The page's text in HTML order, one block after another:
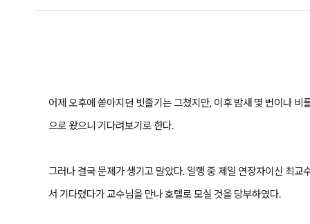
어제 오후에 쏟아지던 빗줄기는 그쳤지만, 이후 밤새 몇 번이나
으로 왔으니 기다려보기로 한다.
그러나 결국 문제가 생기고 말았다. 일행 중 제일 연장자이신 최
서 기다렸다가 교수님을 만나 호텔로 모실 것을 당부하였다.